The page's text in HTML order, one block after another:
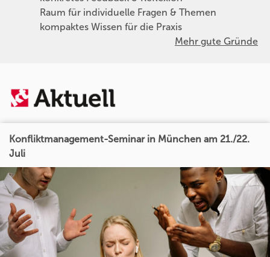
Raum für individuelle Fragen & Themen
kompaktes Wissen für die Praxis
Mehr gute Gründe
Konfliktmanagement-Seminar in München am 21./22.
Juli